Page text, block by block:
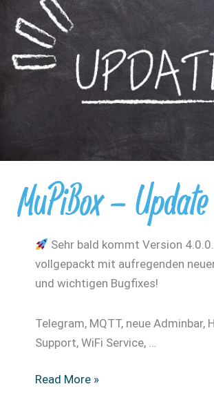
Modelle
MuPiBox –
Sehr bald kommt Version
vollgepackt mit aufregenden
und wichtigen Bugfixes!
Telegram, MQTT, neue Adminbar,
Support, WiFi Service, …
MuPiBox
Read More »